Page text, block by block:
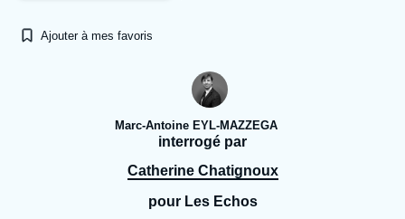
Analyses
Se connecter
Recherches fréquentes
Proche-Orient
Ajouter à mes favoris
Marc-Antoine EYL-MAZZEGA
interrogé par
Catherine Chatignoux
pour Les Echos